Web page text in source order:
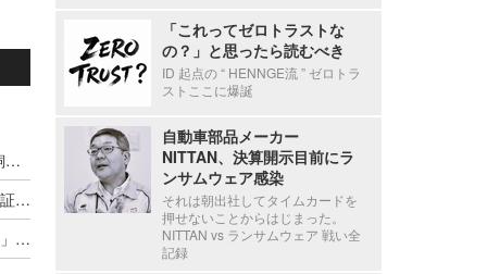
AI が未知の攻撃クラスを発明する日 ～ FFRI 鵜飼裕司の Black Hat USA 2026 今年の見どころ
あなたが信頼するサイトは見知らぬ他社と「身分証」を共有している ～ 共有証明書が生む脅威
サイバー犯罪者が犯行現場に残した「セルフィー」1,500 万枚を LLM 分析
「これってゼロトラストな
の？」と思ったら読むべき
ID 起点の “ HENNGE流 ” ゼロトラ
ストここに爆誕
自動車部品メーカー
NITTAN、決算開示目前にラ
ンサムウェア感染
それは朝出社してタイムカードを
押せないことからはじまった。
NITTAN vs ランサムウェア 戦い全
記録